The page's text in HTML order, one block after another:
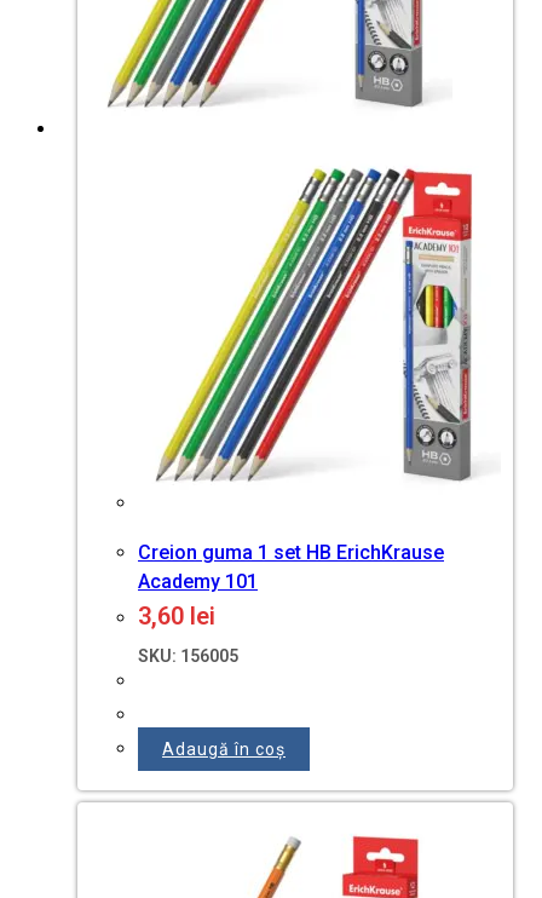
Creion guma 1 set HB ErichKrause
Academy 101
3,60 lei
SKU: 156005
Adaugă în coș